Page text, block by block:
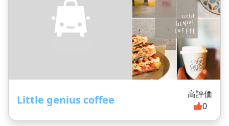
Little genius coffee
高評価
0